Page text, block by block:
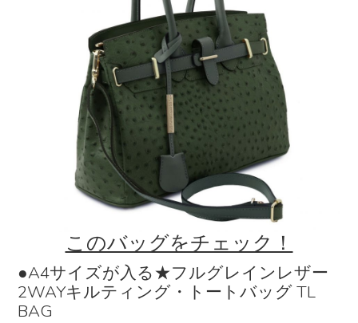
このバッグをチェック！
●A4サイズが入る★フルグレインレザー
2WAYキルティング・トートバッグ TL
BAG